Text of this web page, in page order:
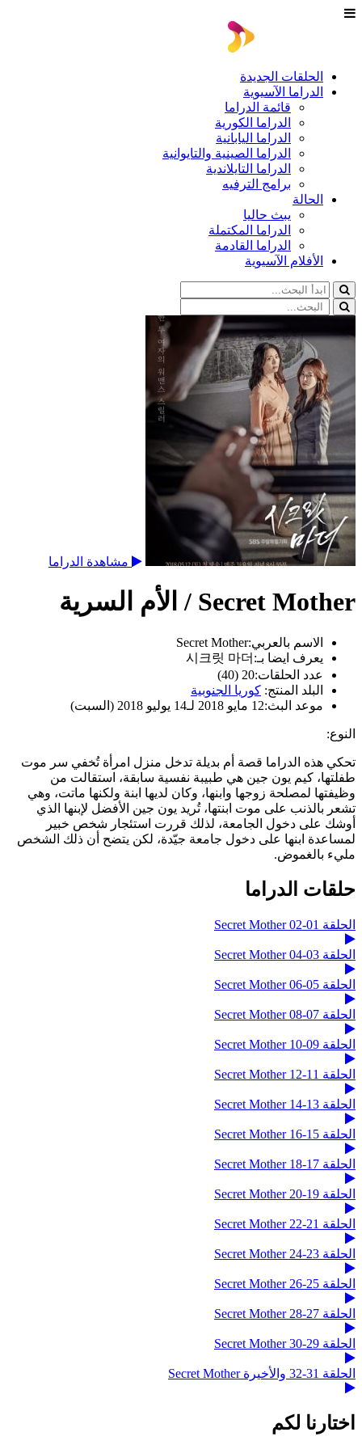
الحلقات الجديدة
الدراما الآسيوية
قائمة الدراما
الدراما الكورية
الدراما اليابانية
الدراما الصينية والتايوانية
الدراما التايلاندية
برامج الترفيه
الحالة
يبث حاليا
الدراما المكتملة
الدراما القادمة
الأفلام الآسيوية
مشاهدة الدراما
Secret Mother / الأم السرية
الاسم بالعربي:Secret Mother
يعرف ايضا بـ: 시크릿 마더
عدد الحلقات:20 (40)
البلد المنتج: كوريا الجنوبية
موعد البث:12 مايو 2018 لـ14 يوليو 2018 (السبت)
النوع:
تحكي هذه الدراما قصة أم بديلة تدخل منزل امرأة تُخفي سر موت
طفلتها، كيم يون جين هي طبيبة نفسية سابقة، استقالت من
وظيفتها لمصلحة زوجها وابنها، وكان لديها ابنة ولكنها ماتت، وهي
تشعر بالذنب على موت ابنتها، تُريد يون جين الأفضل لإبنها الذي
أوشك على دخول الجامعة، لذلك قررت استئجار شخص خبير
لمساعدة ابنها على دخول جامعة جيّدة، لكن يتضح أن ذلك الشخص
مليء بالغموض.
حلقات الدراما
الحلقة 01-02 Secret Mother
الحلقة 03-04 Secret Mother
الحلقة 05-06 Secret Mother
الحلقة 07-08 Secret Mother
الحلقة 09-10 Secret Mother
الحلقة 11-12 Secret Mother
الحلقة 13-14 Secret Mother
الحلقة 15-16 Secret Mother
الحلقة 17-18 Secret Mother
الحلقة 19-20 Secret Mother
الحلقة 21-22 Secret Mother
الحلقة 23-24 Secret Mother
الحلقة 25-26 Secret Mother
الحلقة 27-28 Secret Mother
الحلقة 29-30 Secret Mother
الحلقة 31-32 والأخيرة Secret Mother
اختارنا لكم